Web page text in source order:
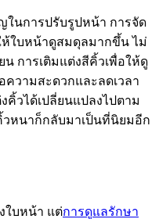
นการปรับรูปหน้า การจัด
ห้ใบหน้าดูสมดุลมากขึ้น ไม่
น การเติมแต่งสีคิ้วเพื่อให้ดู
วามสะดวกและลดเวลา
วได้เปลี่ยนแปลงไปตาม
หนาก็กลับมาเป็นที่นิยมอีก
ใบหน้า แต่การดูแลรักษา